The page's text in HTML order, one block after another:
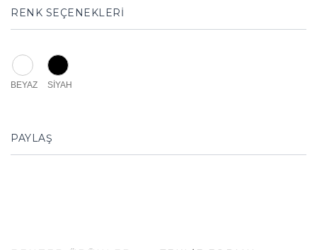
RENK SEÇENEKLERİ
BEYAZ SİYAH
PAYLAŞ